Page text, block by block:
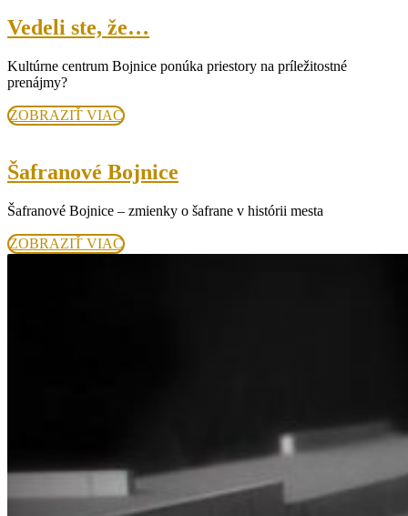
Vedeli ste, že…
že…
Kultúrne centrum Bojnice ponúka priestory na príležitostné
prenájmy?
ZOBRAZIŤ VIACZOBRAZIŤ
Šafranové Bojnice
Šafranové Bojnice – zmienky o šafrane v histórii mesta
ZOBRAZIŤ VIACZOBRAZIŤ
VIAC